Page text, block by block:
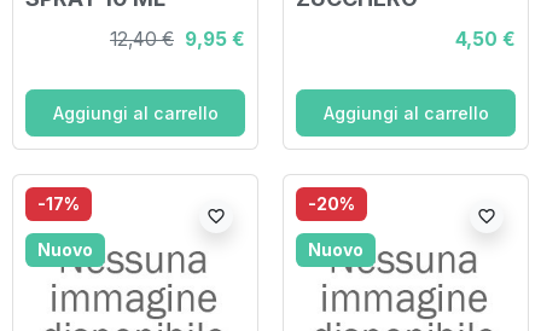
12,40 € 9,95 €
Aggiungi al carrello
TAVOLETTA EXTRA
FONDENTE 85 G
4,50 €
Aggiungi al carrello
-17%
Nuovo
favorite_border
-20%
Nuovo
favorite_border